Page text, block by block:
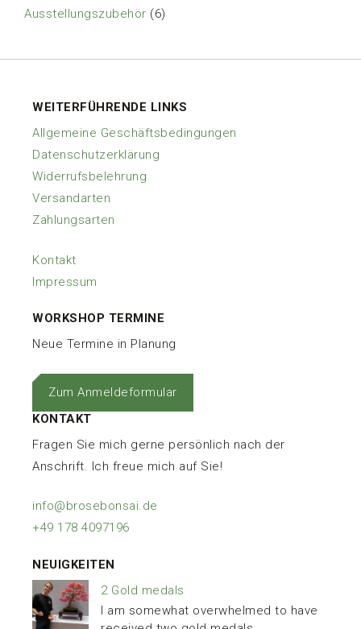
Produkte
Ausstellungszubehör 66
WEITERFÜHRENDE LINKS
Allgemeine Geschäftsbedingungen
Datenschutzerklärung
Widerrufsbelehrung
Versandarten
Zahlungsarten
Kontakt
Impressum
WORKSHOP TERMINE
Neue Termine in Planung
Zum Anmeldeformular
KONTAKT
Fragen Sie mich gerne persönlich nach der
Anschrift. Ich freue mich auf Sie!
info@brosebonsai.de
+49 178 4097196
NEUIGKEITEN
2 Gold medals
I am somewhat overwhelmed to have